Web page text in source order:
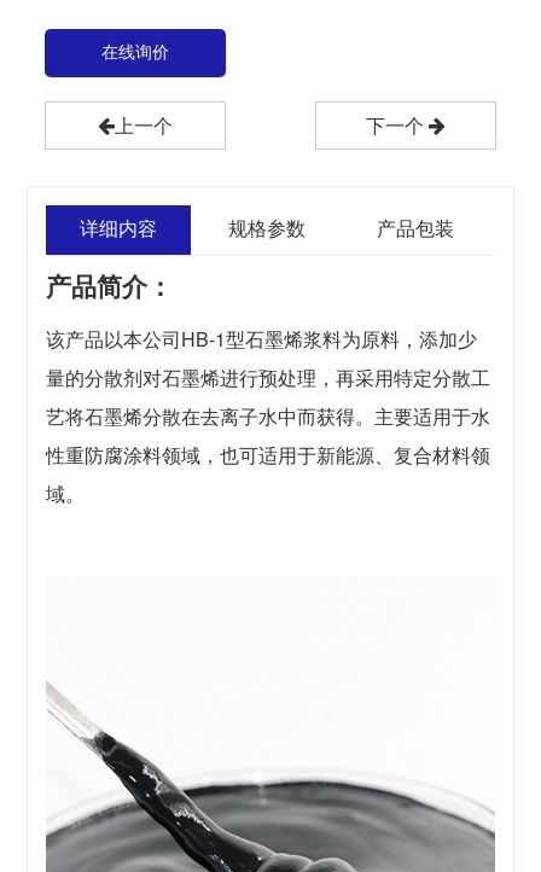
在线询价
上一个 下一个
详细内容 规格参数 产品包装
产品简介：
该产品以本公司HB-1型石墨烯浆料为原料，添加少
量的分散剂对石墨烯进行预处理，再采用特定分散工
艺将石墨烯分散在去离子水中而获得。主要适用于水
性重防腐涂料领域，也可适用于新能源、复合材料领
域。